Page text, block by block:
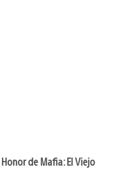
de Mafia: El Viejo